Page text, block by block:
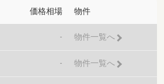
価格相場 物件
- 物件一覧へ
- 物件一覧へ